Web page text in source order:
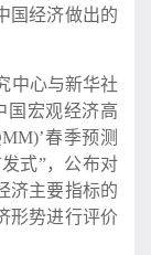
国经济做出的
中心与新华社
国宏观经济高
春季预测
发式”，公布对
济主要指标的
形势进行评价